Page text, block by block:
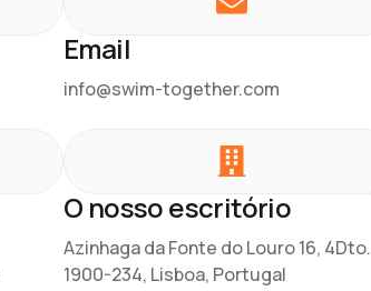
Email
info@swim-together.com
O nosso escritório
Azinhaga da Fonte do Louro 16, 4Dto.
1900-234, Lisboa, Portugal